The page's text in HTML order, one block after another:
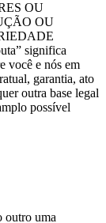
OU
OU
significa
você e nós em
garantia, ato
outra base legal
possível
outro uma